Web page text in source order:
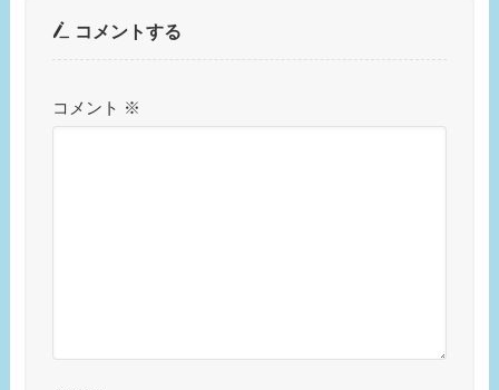
コメントする
コメント ※